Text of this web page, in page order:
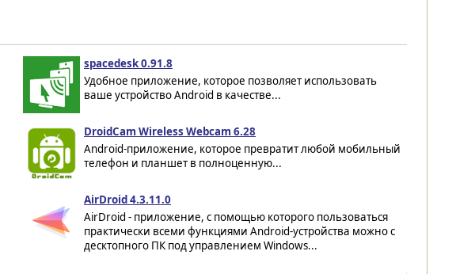
spacedesk 0.91.8
Удобное приложение, которое позволяет использовать
ваше устройство Android в качестве...
DroidCam Wireless Webcam 6.28
Android-приложение, которое превратит любой мобильный
телефон и планшет в полноценную...
AirDroid 4.3.11.0
AirDroid - приложение, с помощью которого пользоваться
практически всеми функциями Android-устройства можно с
десктопного ПК под управлением Windows...